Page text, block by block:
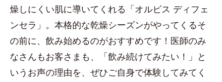
燥しにくい肌に導いてくれる「オルビス ディフェ
ンセラ」。本格的な乾燥シーズンがやってくるそ
の前に、飲み始めるのがおすすめです！医師のみ
なさんもお客さまも、「飲み続けてみたい！」と
いうお声の理由を、ぜひご自身で体験してみてく